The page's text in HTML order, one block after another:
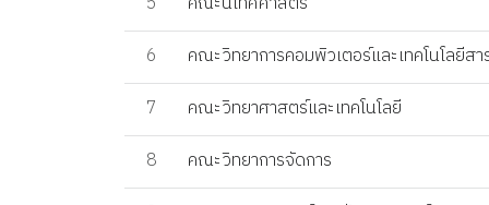
6 คณะวิทยาการคอมพิวเตอร์และเทคโนโลยีส
7 คณะวิทยาศาสตร์และเทคโนโลยี
8 คณะวิทยาการจัดการ